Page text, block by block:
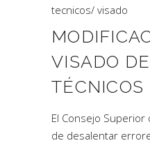
tecnicos/ visado
VISADO
TÉCNICOS
El Consejo Superior
de desalentar